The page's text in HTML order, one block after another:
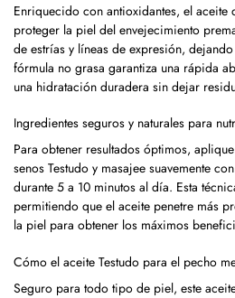
Enriquecido con antioxidantes, el aceite
proteger la piel del envejecimiento
de estrías y líneas de expresión,
fórmula no grasa garantiza una rápida
una hidratación duradera sin dejar
Ingredientes seguros y naturales para
Para obtener resultados óptimos,
senos Testudo y masajee suavemente
durante 5 a 10 minutos al día. Esta
permitiendo que el aceite penetre más
la piel para obtener los máximos
Cómo el aceite Testudo para el pecho
Seguro para todo tipo de piel, este